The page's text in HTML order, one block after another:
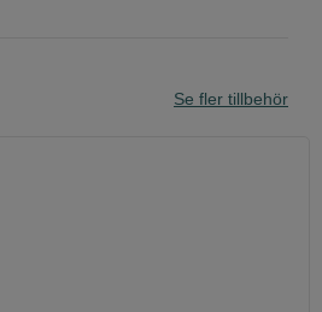
Se fler tillbehör